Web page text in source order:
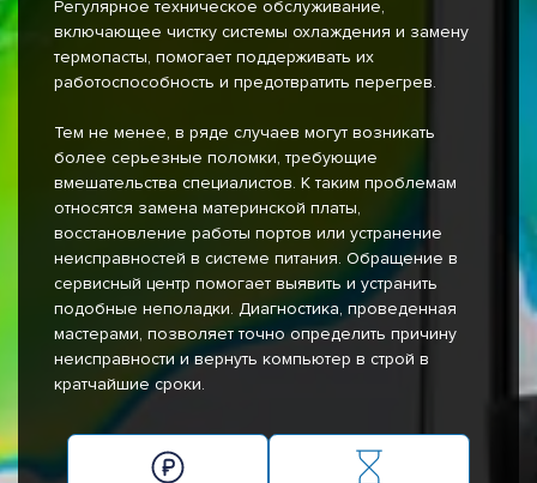
Регулярное техническое обслуживание,
включающее чистку системы охлаждения и замену
термопасты, помогает поддерживать их
работоспособность и предотвратить перегрев.
Тем не менее, в ряде случаев могут возникать
более серьезные поломки, требующие
вмешательства специалистов. К таким проблемам
относятся замена материнской платы,
восстановление работы портов или устранение
неисправностей в системе питания. Обращение в
сервисный центр помогает выявить и устранить
подобные неполадки. Диагностика, проведенная
мастерами, позволяет точно определить причину
неисправности и вернуть компьютер в строй в
кратчайшие сроки.